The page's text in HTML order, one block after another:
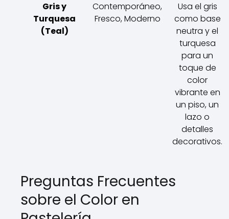
Gris y
Turquesa
(Teal)
Contemporáneo,
Fresco, Moderno
Usa el gris
como base
neutra y el
turquesa
para un
toque de
color
vibrante en
un piso, un
lazo o
detalles
decorativos.
Preguntas Frecuentes
sobre el Color en